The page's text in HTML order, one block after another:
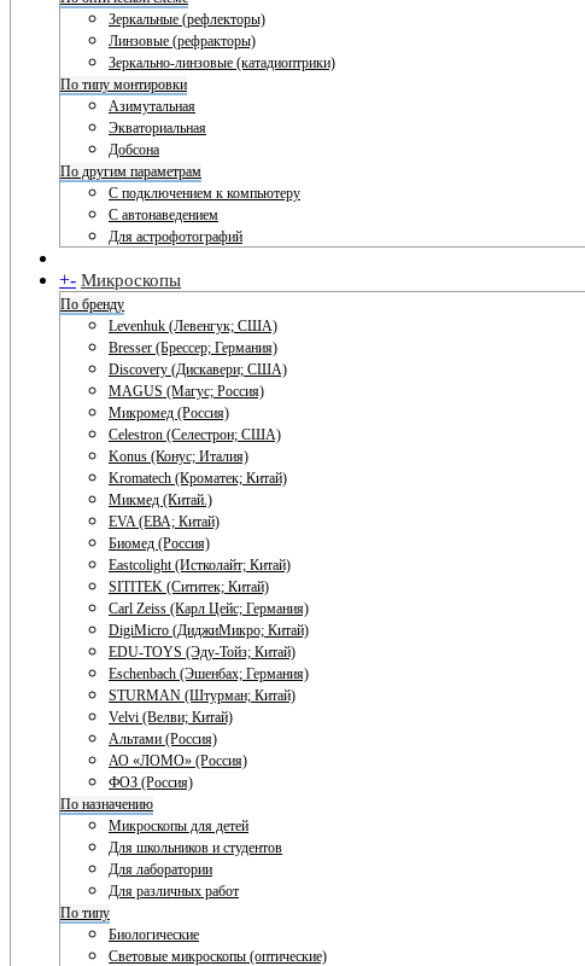
Зеркальные (рефлекторы)
Линзовые (рефракторы)
Зеркально-линзовые (катадиоптрики)
По типу монтировки
Азимутальная
Экваториальная
Добсона
По другим параметрам
С подключением к компьютеру
С автонаведением
Для астрофотографий
+- Микроскопы
По бренду
Levenhuk (Левенгук; США)
Bresser (Брессер; Германия)
Discovery (Дискавери; США)
MAGUS (Магус; Россия)
Микромед (Россия)
Celestron (Селестрон; США)
Konus (Конус; Италия)
Kromatech (Кроматек; Китай)
Микмед (Китай.)
EVA (ЕВА; Китай)
Биомед (Россия)
Eastcolight (Истколайт; Китай)
SITITEK (Сититек; Китай)
Carl Zeiss (Карл Цейс; Германия)
DigiMicro (ДиджиМикро; Китай)
EDU-TOYS (Эду-Тойз; Китай)
Eschenbach (Эшенбах; Германия)
STURMAN (Штурман; Китай)
Velvi (Велви; Китай)
Альтами (Россия)
АО «ЛОМО» (Россия)
ФОЗ (Россия)
По назначению
Микроскопы для детей
Для школьников и студентов
Для лаборатории
Для различных работ
По типу
Биологические
Световые микроскопы (оптические)